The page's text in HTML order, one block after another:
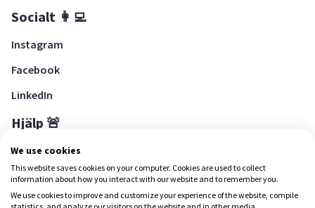
Socialt 👩‍💻
Instagram
Facebook
LinkedIn
Hjälp 🚨
Hjälpcenter
Ladda ned Yepstr
We use cookies
This website saves cookies on your computer. Cookies are used to collect
information about how you interact with our website and to remember you.
We use cookies to improve and customize your experience of the website, compile